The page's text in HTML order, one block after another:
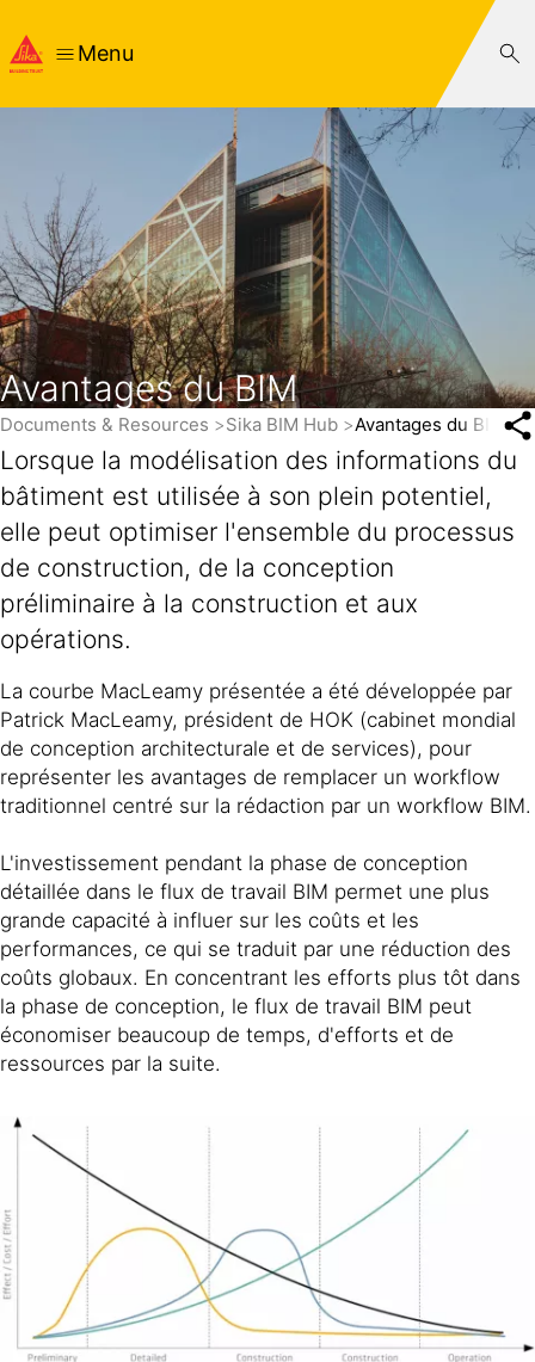
Menu
Avantages du BIM
Documents & Resources Sika BIM Hub Avantages du BIM
Lorsque la modélisation des informations du
bâtiment est utilisée à son plein potentiel,
elle peut optimiser l'ensemble du processus
de construction, de la conception
préliminaire à la construction et aux
opérations.
La courbe MacLeamy présentée a été développée par
Patrick MacLeamy, président de HOK (cabinet mondial
de conception architecturale et de services), pour
représenter les avantages de remplacer un workflow
traditionnel centré sur la rédaction par un workflow BIM.
L'investissement pendant la phase de conception
détaillée dans le flux de travail BIM permet une plus
grande capacité à influer sur les coûts et les
performances, ce qui se traduit par une réduction des
coûts globaux. En concentrant les efforts plus tôt dans
la phase de conception, le flux de travail BIM peut
économiser beaucoup de temps, d'efforts et de
ressources par la suite.